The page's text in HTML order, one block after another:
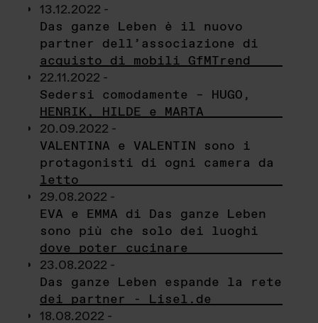
13.12.2022 -
Das ganze Leben è il nuovo
partner dell’associazione di
acquisto di mobili GfMTrend
22.11.2022 -
Sedersi comodamente – HUGO,
HENRIK, HILDE e MARTA
20.09.2022 -
VALENTINA e VALENTIN sono i
protagonisti di ogni camera da
letto
29.08.2022 -
EVA e EMMA di Das ganze Leben
sono più che solo dei luoghi
dove poter cucinare
23.08.2022 -
Das ganze Leben espande la rete
dei partner - Lisel.de
18.08.2022 -